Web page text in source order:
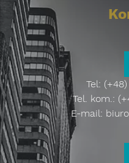
Tel:
Tel. kom.:
E-mail: